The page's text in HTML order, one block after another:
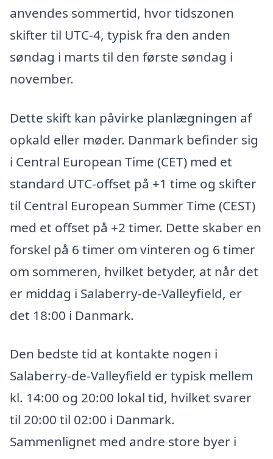
anvendes sommertid, hvor tidszonen
skifter til UTC-4, typisk fra den anden
søndag i marts til den første søndag i
november.
Dette skift kan påvirke planlægningen af
opkald eller møder. Danmark befinder sig
i Central European Time (CET) med et
standard UTC-offset på +1 time og skifter
til Central European Summer Time (CEST)
med et offset på +2 timer. Dette skaber en
forskel på 6 timer om vinteren og 6 timer
om sommeren, hvilket betyder, at når det
er middag i Salaberry-de-Valleyfield, er
det 18:00 i Danmark.
Den bedste tid at kontakte nogen i
Salaberry-de-Valleyfield er typisk mellem
kl. 14:00 og 20:00 lokal tid, hvilket svarer
til 20:00 til 02:00 i Danmark.
Sammenlignet med andre store byer i